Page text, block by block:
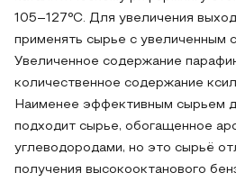
105–127°С. Для увеличения
применять сырье с увеличенным
Увеличенное содержание
количественное содержание
Наименее эффективным сырьем
подходит сырье, обогащенное
углеводородами, но это сырьё
получения высокооктанового